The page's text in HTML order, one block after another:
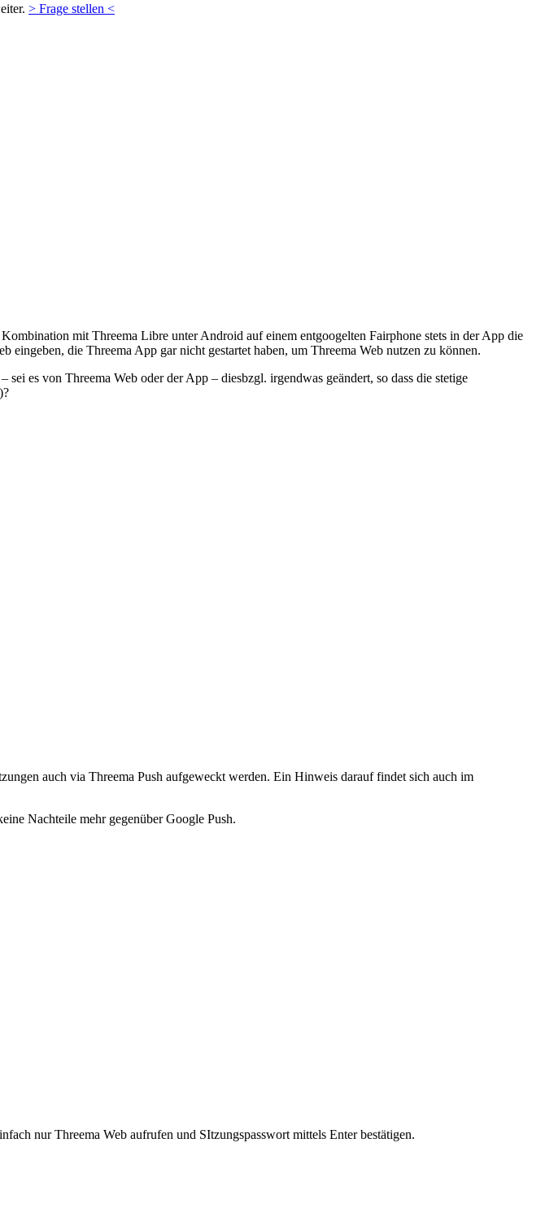
> Frage stellen <
mit Threema Libre unter Android auf einem entgoogelten Fairphone stets in der App die
die Threema App gar nicht gestartet haben, um Threema Web nutzen zu können.
es von Threema Web oder der App – diesbzgl. irgendwas geändert, so dass die stetige
auch via Threema Push aufgeweckt werden. Ein Hinweis darauf findet sich auch im
Nachteile mehr gegenüber Google Push.
nur Threema Web aufrufen und SItzungspasswort mittels Enter bestätigen.